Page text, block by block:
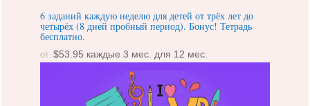
6 заданий каждую неделю для детей от трёх лет до
четырёх (8 дней пробный период). Бонус! Тетрадь
бесплатно.
ОТ:$53.95 каждые 3 мес. для 12 мес.